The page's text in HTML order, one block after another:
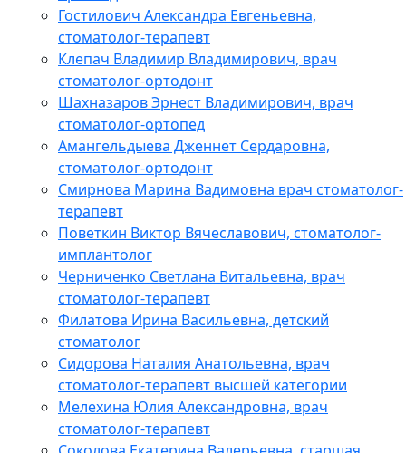
Гостилович Александра Евгеньевна,
стоматолог-терапевт
Клепач Владимир Владимирович, врач
стоматолог-ортодонт
Шахназаров Эрнест Владимирович, врач
стоматолог-ортопед
Амангельдыева Дженнет Сердаровна,
стоматолог-ортодонт
Смирнова Марина Вадимовна врач стоматолог-
терапевт
Поветкин Виктор Вячеславович, стоматолог-
имплантолог
Черниченко Светлана Витальевна, врач
стоматолог-терапевт
Филатова Ирина Васильевна, детский
стоматолог
Сидорова Наталия Анатольевна, врач
стоматолог-терапевт высшей категории
Мелехина Юлия Александровна, врач
стоматолог-терапевт